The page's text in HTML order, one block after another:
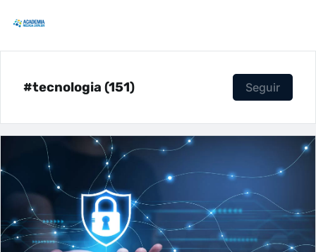
#tecnologia (151) Seguir